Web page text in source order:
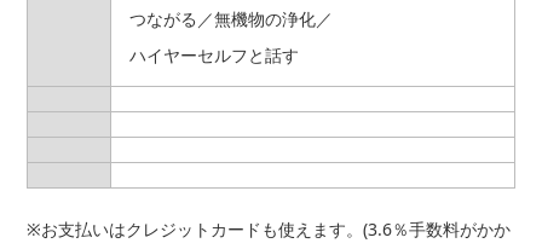
つながる／無機物の浄化／
ハイヤーセルフと話す
※お支払いはクレジットカードも使えます。(3.6％手数料がかか